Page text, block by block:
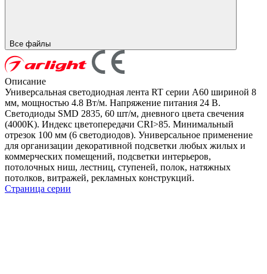
Все файлы
Описание
Универсальная светодиодная лента RT серии A60 шириной 8
мм, мощностью 4.8 Вт/м. Напряжение питания 24 В.
Светодиоды SMD 2835, 60 шт/м, дневного цвета свечения
(4000K). Индекс цветопередачи CRI>85. Минимальный
отрезок 100 мм (6 светодиодов). Универсальное применение
для организации декоративной подсветки любых жилых и
коммерческих помещений, подсветки интерьеров,
потолочных ниш, лестниц, ступеней, полок, натяжных
потолков, витражей, рекламных конструкций.
Страница серии